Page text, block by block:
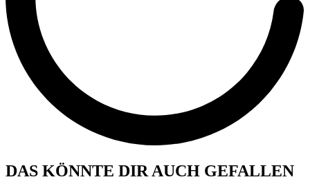
DAS KÖNNTE DIR AUCH GEFALLEN